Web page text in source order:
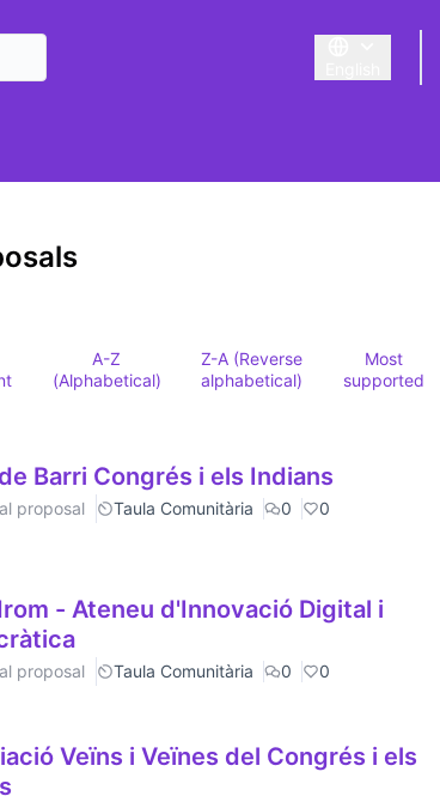
Triar la llengua
A-Z
(Alphabetical)
Z-A (Reverse
alphabetical)
Most
supported
Barri Congrés i els Indians
proposal Taula Comunitària 0 0
- Ateneu d'Innovació Digital i
proposal Taula Comunitària 0 0
Veïns i Veïnes del Congrés i els